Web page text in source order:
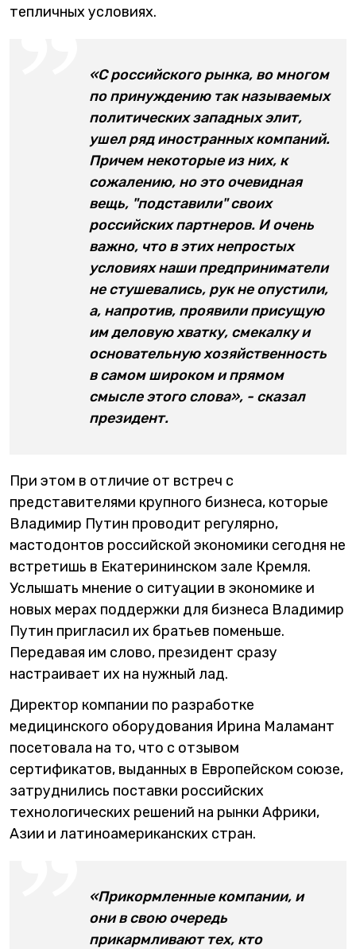
тепличных условиях.
«С российского рынка, во многом
по принуждению так называемых
политических западных элит,
ушел ряд иностранных компаний.
Причем некоторые из них, к
сожалению, но это очевидная
вещь, "подставили" своих
российских партнеров. И очень
важно, что в этих непростых
условиях наши предприниматели
не стушевались, рук не опустили,
а, напротив, проявили присущую
им деловую хватку, смекалку и
основательную хозяйственность
в самом широком и прямом
смысле этого слова», - сказал
президент.
При этом в отличие от встреч с
представителями крупного бизнеса, которые
Владимир Путин проводит регулярно,
мастодонтов российской экономики сегодня не
встретишь в Екатерининском зале Кремля.
Услышать мнение о ситуации в экономике и
новых мерах поддержки для бизнеса Владимир
Путин пригласил их братьев поменьше.
Передавая им слово, президент сразу
настраивает их на нужный лад.
Директор компании по разработке
медицинского оборудования Ирина Маламант
посетовала на то, что с отзывом
сертификатов, выданных в Европейском союзе,
затруднились поставки российских
технологических решений на рынки Африки,
Азии и латиноамериканских стран.
«Прикормленные компании, и
они в свою очередь
прикармливают тех, кто